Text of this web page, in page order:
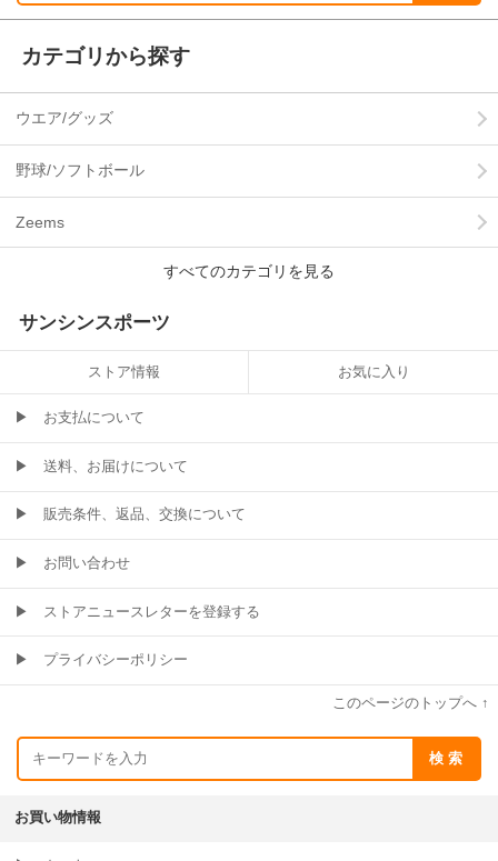
カテゴリから探す
ウエア/グッズ
野球/ソフトボール
Zeems
サンシンスポーツ
ストア情報 お気に入り
▶ お支払について
▶ 送料、お届けについて
▶ 販売条件、返品、交換について
▶ お問い合わせ
▶ ストアニュースレターを登録する
▶ プライバシーポリシー
このページのトップへ ↑
お買い物情報